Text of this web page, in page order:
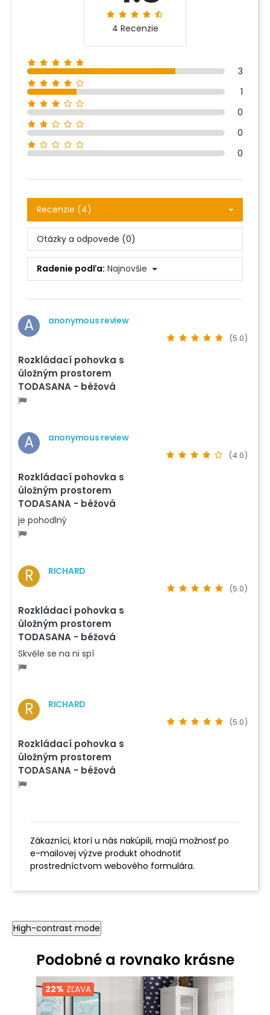
4 Recenzie
3
1
0
0
0
Recenzie (4)
Otázky a odpovede (0)
Radenie podľa: Najnovšie
A anonymous review
(5.0)
Rozkládací pohovka s
úložným prostorem
TODASANA - béžová
A anonymous review
(4.0)
Rozkládací pohovka s
úložným prostorem
TODASANA - béžová
je pohodlný
R RICHARD
(5.0)
Rozkládací pohovka s
úložným prostorem
TODASANA - béžová
Skvěle se na ni spí
R RICHARD
(5.0)
Rozkládací pohovka s
úložným prostorem
TODASANA - béžová
Zákazníci, ktorí u nás nakúpili, majú možnosť po
e-mailovej výzve produkt ohodnotiť
prostredníctvom webového formulára.
High-contrast mode
Podobné a rovnako krásne
22% ZĽAVA